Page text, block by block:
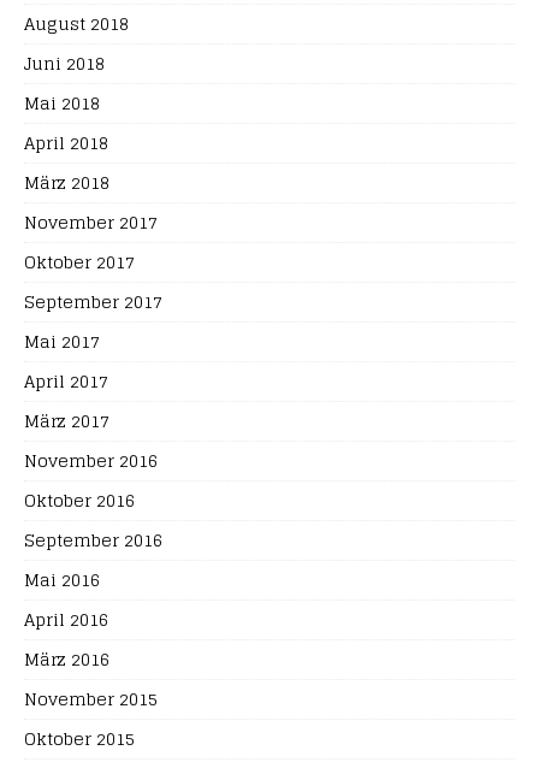
August 2018
Juni 2018
Mai 2018
April 2018
März 2018
November 2017
Oktober 2017
September 2017
Mai 2017
April 2017
März 2017
November 2016
Oktober 2016
September 2016
Mai 2016
April 2016
März 2016
November 2015
Oktober 2015